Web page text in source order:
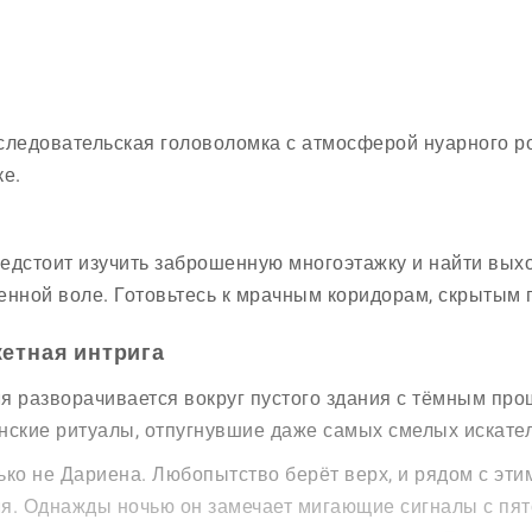
головоломка с атмосферой нуарного
изучить заброшенную многоэтажку и найти
воле. Готовьтесь к мрачным коридорам,
интрига
разворачивается вокруг пустого здания с тёмным
ритуалы, отпугнувшие даже самых смелых
не Дариена. Любопытство берёт верх, и рядом с
Однажды ночью он замечает мигающие сигналы с